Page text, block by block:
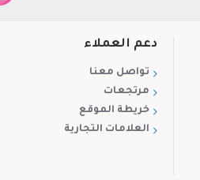
دعم العملاء
تواصل معنا
مرتجعات
خريطة الموقع
العلامات التجارية